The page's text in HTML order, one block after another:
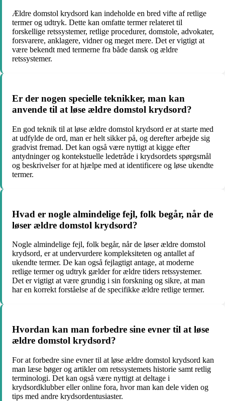
Ældre domstol krydsord kan indeholde en bred vifte af retlige
termer og udtryk. Dette kan omfatte termer relateret til
forskellige retssystemer, retlige procedurer, domstole, advokater,
forsvarere, anklagere, vidner og meget mere. Det er vigtigt at
være bekendt med termerne fra både dansk og ældre
retssystemer.
Er der nogen specielle teknikker, man kan
anvende til at løse ældre domstol krydsord?
En god teknik til at løse ældre domstol krydsord er at starte med
at udfylde de ord, man er helt sikker på, og derefter arbejde sig
gradvist fremad. Det kan også være nyttigt at kigge efter
antydninger og kontekstuelle ledetråde i krydsordets spørgsmål
og beskrivelser for at hjælpe med at identificere og løse ukendte
termer.
Hvad er nogle almindelige fejl, folk begår, når de
løser ældre domstol krydsord?
Nogle almindelige fejl, folk begår, når de løser ældre domstol
krydsord, er at undervurdere kompleksiteten og antallet af
ukendte termer. De kan også fejlagtigt antage, at moderne
retlige termer og udtryk gælder for ældre tiders retssystemer.
Det er vigtigt at være grundig i sin forskning og sikre, at man
har en korrekt forståelse af de specifikke ældre retlige termer.
Hvordan kan man forbedre sine evner til at løse
ældre domstol krydsord?
For at forbedre sine evner til at løse ældre domstol krydsord kan
man læse bøger og artikler om retssystemets historie samt retlig
terminologi. Det kan også være nyttigt at deltage i
krydsordklubber eller online fora, hvor man kan dele viden og
tips med andre krydsordentusiaster.